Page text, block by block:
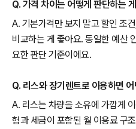
Q. 가격 차이는 어떻게 판단하는
A. 기본가격만 보지 말고 할인 조
비교하는 게 좋아요. 동일한 예산
요한 판단 기준이에요.
Q. 리스와 장기렌트로 이용하면
A. 리스는 차량을 소유에 가깝게
험과 세금이 포함된 월 이용료 구